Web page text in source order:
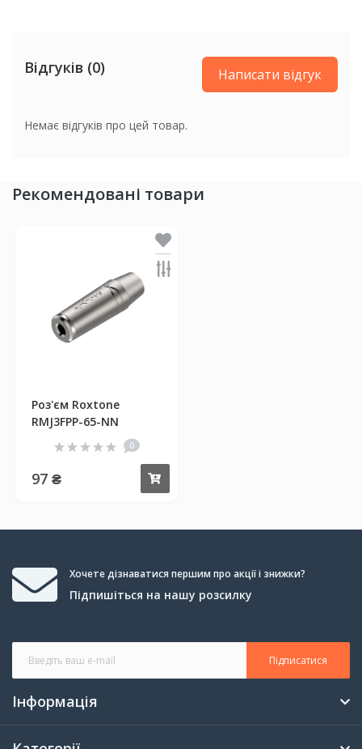
Відгуків (0) Написати відгук
Немає відгуків про цей товар.
Рекомендовані товари
Роз'єм Roxtone
RMJ3FPP-65-NN
0
97 ₴
Хочете дізнаватися першим про акції і знижки?
Підпишіться на нашу розсилку
Підписатися
Інформація